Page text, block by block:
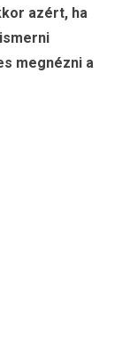
azért, ha
megnézni a